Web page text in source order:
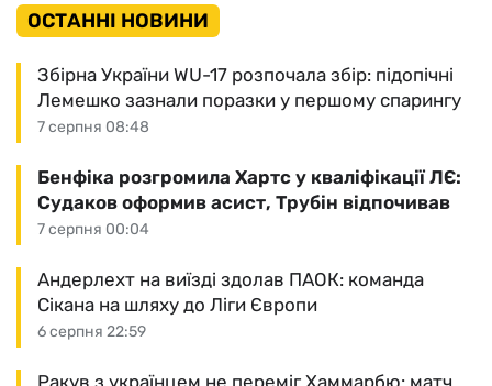
ОСТАННІ НОВИНИ
7 серпня 08:48
Збірна України WU-17 розпочала збір: підопічні
Лемешко зазнали поразки у першому спарингу
7 серпня 00:04
Бенфіка розгромила Хартс у кваліфікації ЛЄ:
Судаков оформив асист, Трубін відпочивав
6 серпня 22:59
Андерлехт на виїзді здолав ПАОК: команда
Сікана на шляху до Ліги Європи
Ракув з українцем не переміг Хаммарбю: матч